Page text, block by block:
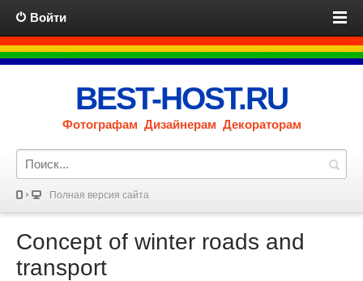
Войти
BEST-HOST.RU
Фотографам Дизайнерам Декораторам
Полная версия сайта
Concept of winter roads and
transport